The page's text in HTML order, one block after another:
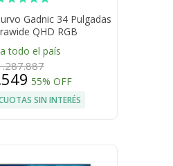
Gadnic 34 Pulgadas
QHD RGB
todo el país
55% OFF
SIN INTERÉS